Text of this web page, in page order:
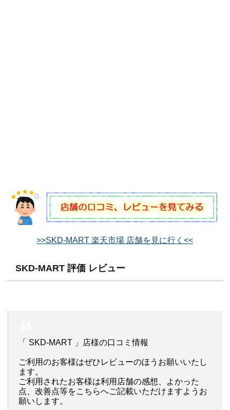
>>SKD-MART 楽天市場 店舗を見に行く<<
SKD-MART 評価 レビュー
「 SKD-MART 」店様の口コミ情報
ご利用のお客様はぜひレビューのほうお願いいたし
ます。
ご利用されたお客様は利用店舗の感想、よかった
点、改善点等をこちらへご記載いただけますようお
願いします。